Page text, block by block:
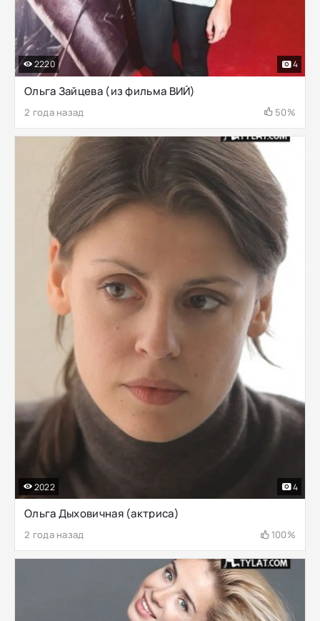
Ольга Зайцева (из фильма ВИЙ)
2 года назад 50%
2220 4
Ольга Дыховичная (актриса)
2 года назад 100%
2022 4